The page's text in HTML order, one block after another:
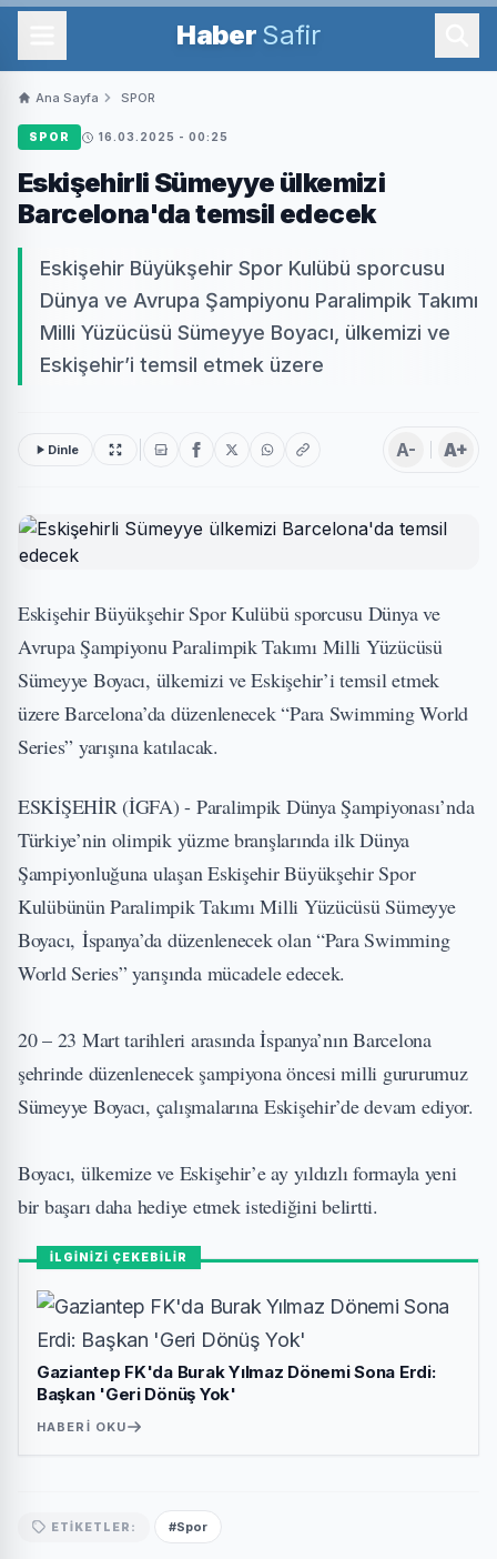
Haber Safir
Ana Sayfa SPOR
SPOR 16.03.2025 - 00:25
Eskişehirli Sümeyye ülkemizi
Barcelona'da temsil edecek
Eskişehir Büyükşehir Spor Kulübü sporcusu
Dünya ve Avrupa Şampiyonu Paralimpik Takımı
Milli Yüzücüsü Sümeyye Boyacı, ülkemizi ve
Eskişehir’i temsil etmek üzere
Dinle A- A+
Eskişehir Büyükşehir Spor Kulübü sporcusu Dünya ve
Avrupa Şampiyonu Paralimpik Takımı Milli Yüzücüsü
Sümeyye Boyacı, ülkemizi ve Eskişehir’i temsil etmek
üzere Barcelona’da düzenlenecek “Para Swimming World
Series” yarışına katılacak.
ESKİŞEHİR (İGFA) - Paralimpik Dünya Şampiyonası’nda
Türkiye’nin olimpik yüzme branşlarında ilk Dünya
Şampiyonluğuna ulaşan Eskişehir Büyükşehir Spor
Kulübünün Paralimpik Takımı Milli Yüzücüsü Sümeyye
Boyacı, İspanya’da düzenlenecek olan “Para Swimming
World Series” yarışında mücadele edecek.
20 – 23 Mart tarihleri arasında İspanya’nın Barcelona
şehrinde düzenlenecek şampiyona öncesi milli gururumuz
Sümeyye Boyacı, çalışmalarına Eskişehir’de devam ediyor.
Boyacı, ülkemize ve Eskişehir’e ay yıldızlı formayla yeni
bir başarı daha hediye etmek istediğini belirtti.
İLGİNİZİ ÇEKEBİLİR
Gaziantep FK'da Burak Yılmaz Dönemi Sona Erdi:
Başkan 'Geri Dönüş Yok'
HABERI OKU
ETIKETLER: #Spor